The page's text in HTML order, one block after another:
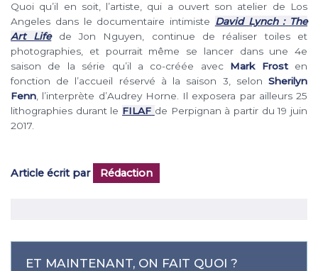
Quoi qu’il en soit, l’artiste, qui a ouvert son atelier de Los
Angeles dans le documentaire intimiste David Lynch : The
Art Lifede Jon Nguyen, continue de réaliser toiles et
photographies, et pourrait même se lancer dans une 4e
saison de la série qu’il a co-créée avec Mark Frosten
fonction de l’accueil réservé à la saison 3, selon Sherilyn
Fenn, l’interprète d’Audrey Horne. Il exposera par ailleurs 25
lithographies durant le FILAF de Perpignan à partir du 19 juin
2017.
Article écrit par Rédaction
ET MAINTENANT, ON FAIT QUOI ?